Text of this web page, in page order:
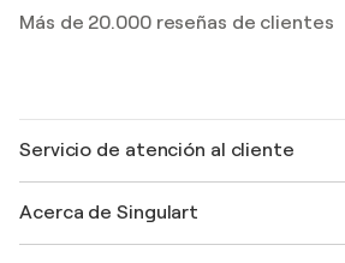
Más de 20.000 reseñas de clientes
Servicio de atención al cliente
Envío
Acerca de Singulart